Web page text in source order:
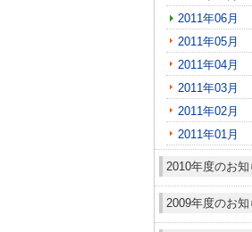
2011年06月
2011年05月
2011年04月
2011年03月
2011年02月
2011年01月
2010年度のお知
2009年度のお知